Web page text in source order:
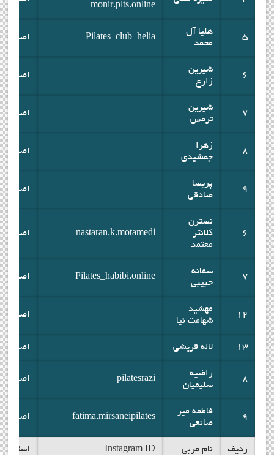
monir.plts.online
5
هلیا آل
محمد
Pilates_club_helia اصفهان
6
شیرین
زارع
اصفهان
7
شیرین
ترمس
اصفهان
8
زهرا
جمشیدی
اصفهان
9
پریسا
صادقی
اصفهان
6
نسترن
کلانتر
معتمد
nastaran.k.motamedi اصفهان
7
سمانه
حبیبی
Pilates_habibi.online اصفهان
12
مهشید
شهامت نیا
اصفهان
13 لاله قریشی اصفهان
8
راضیه
سلیمیان
pilatesrazi اصفهان
9
فاطمه میر
صانعی
fatima.mirsaneipilates اصفهان
ردیف نام مربی Instagram ID استان